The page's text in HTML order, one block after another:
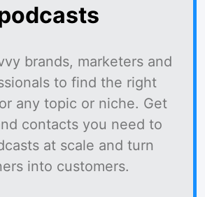
brands, marketers and
to find the right
any topic or niche. Get
contacts you need to
at scale and turn
into customers.